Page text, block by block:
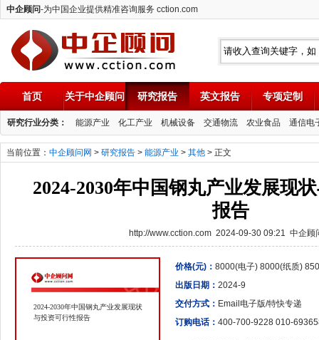
中企顾问-为中国企业提供精准咨询服务 cction.com
中企顾问
首页 关于中企顾问 研究报告 英文报告 专项定制
研究行业分类： 能源产业 化工产业 机械设备 交通物流 农业食品 通信电
当前位置： 中企顾问网 > 研究报告 > 能源产业 > 其他 > 正文
2024-2030年中国钢丸产业发展现
报告
http://www.cction.com 2024-09-30 09:21 中企顾
2024-2030年中国钢丸产业发展现状
与投资可行性报告
价格(元)： 8000(电子) 8000(纸质)
出版日期： 2024-9
交付方式： Email电子版/特快专递
订购电话： 400-700-9228 010-